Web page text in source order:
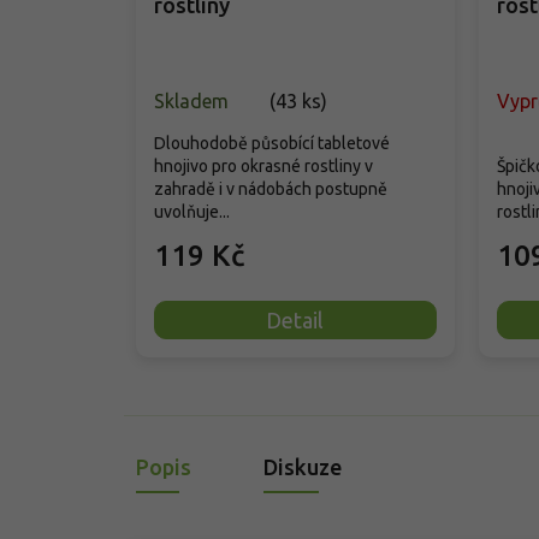
keř
Skladem (43 ks)
119 Kč
Detail
Dlouhodobě působící tabletové
hnojivo pro okrasné rostliny v
zahradě i v nádobách postupně
uvolňuje...
Popis Diskuze